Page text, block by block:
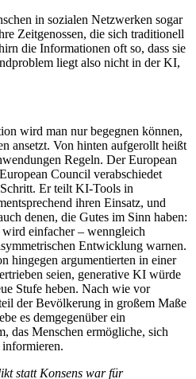
in sozialen Netzwerken sogar
Zeitgenossen, die sich traditionell
die Informationen oft so, dass sie
liegt also nicht in der KI,
wird man nur begegnen können,
ansetzt. Von hinten aufgerollt heißt
Regeln. Der European
Council verabschiedet
Er teilt KI-Tools in
ihren Einsatz, und
denen, die Gutes im Sinn haben:
einfacher – wenngleich
Entwicklung warnen.
hingegen argumentierten in einer
­seien, generative KI würde
Stufe heben. Nach wie vor
der Bevölkerung in großem Maße
es demgegenüber ein
das Menschen ermögliche, sich
statt Konsens war für